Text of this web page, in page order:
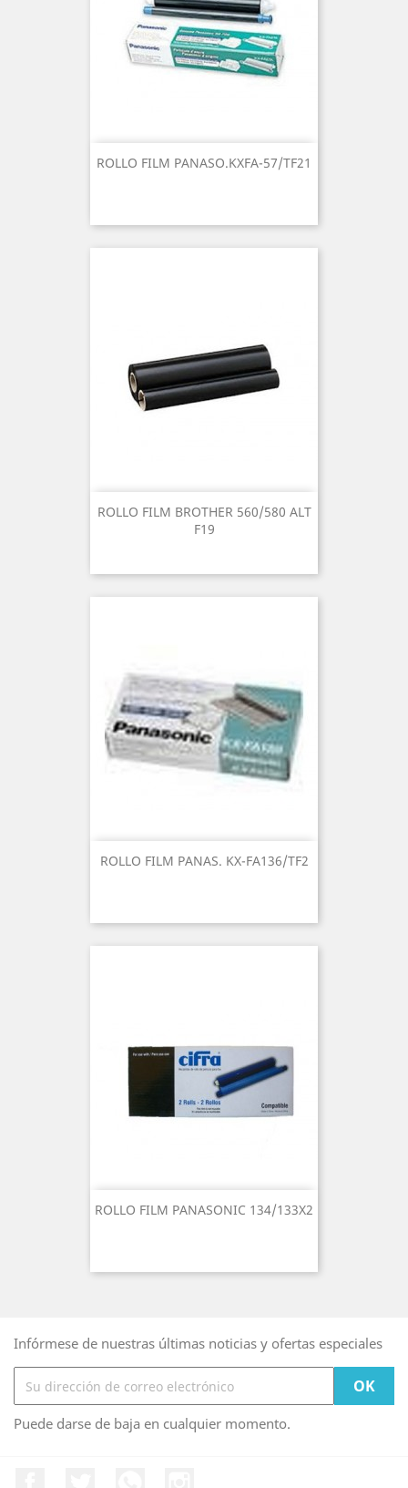
ROLLO FILM PANASO.KXFA-57/TF21
ROLLO FILM BROTHER 560/580 ALT
F19
ROLLO FILM PANAS. KX-FA136/TF2
ROLLO FILM PANASONIC 134/133X2
Infórmese de nuestras últimas noticias y ofertas especiales
Puede darse de baja en cualquier momento.